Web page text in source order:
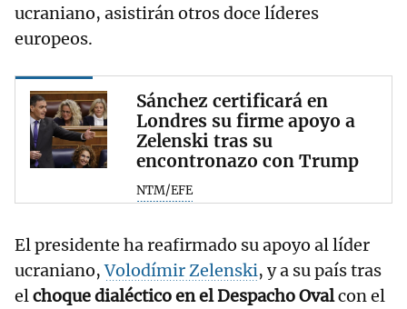
ucraniano, asistirán otros doce líderes
europeos.
Sánchez certificará en
Londres su firme apoyo a
Zelenski tras su
encontronazo con Trump
NTM/EFE
El presidente ha reafirmado su apoyo al líder
ucraniano,Volodímir Zelenski, y a su país tras
elchoque dialéctico en el Despacho Ovalcon el